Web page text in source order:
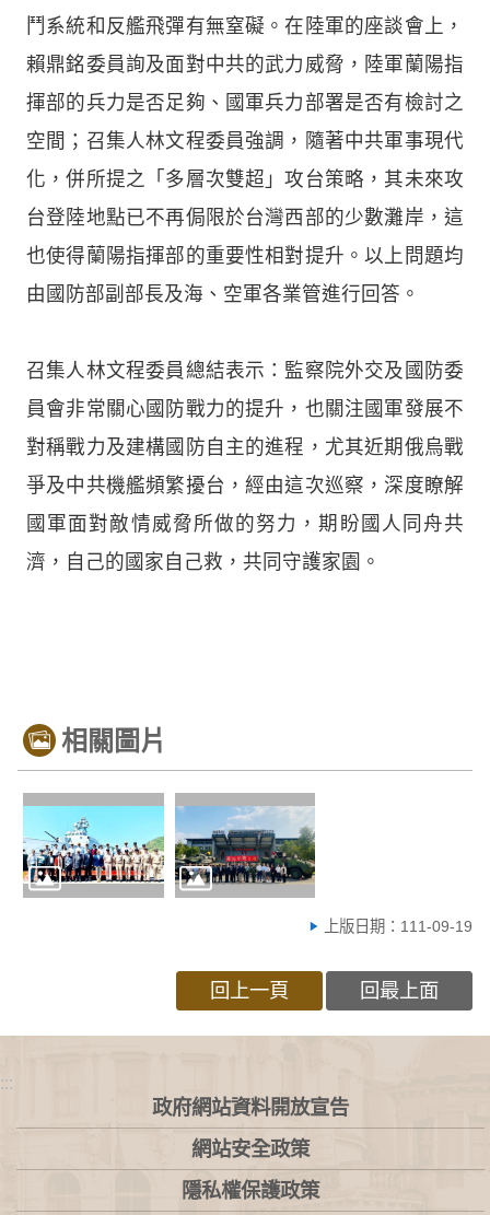
鬥系統和反艦飛彈有無窒礙。在陸軍的座談會上，
賴鼎銘委員詢及面對中共的武力威脅，陸軍蘭陽指
揮部的兵力是否足夠、國軍兵力部署是否有檢討之
空間；召集人林文程委員強調，隨著中共軍事現代
化，併所提之「多層次雙超」攻台策略，其未來攻
台登陸地點已不再侷限於台灣西部的少數灘岸，這
也使得蘭陽指揮部的重要性相對提升。以上問題均
由國防部副部長及海、空軍各業管進行回答。
召集人林文程委員總結表示：監察院外交及國防委
員會非常關心國防戰力的提升，也關注國軍發展不
對稱戰力及建構國防自主的進程，尤其近期俄烏戰
爭及中共機艦頻繁擾台，經由這次巡察，深度瞭解
國軍面對敵情威脅所做的努力，期盼國人同舟共
濟，自己的國家自己救，共同守護家園。
相關圖片
上版日期：111-09-19
回上一頁 回最上面
:::
政府網站資料開放宣告
網站安全政策
隱私權保護政策